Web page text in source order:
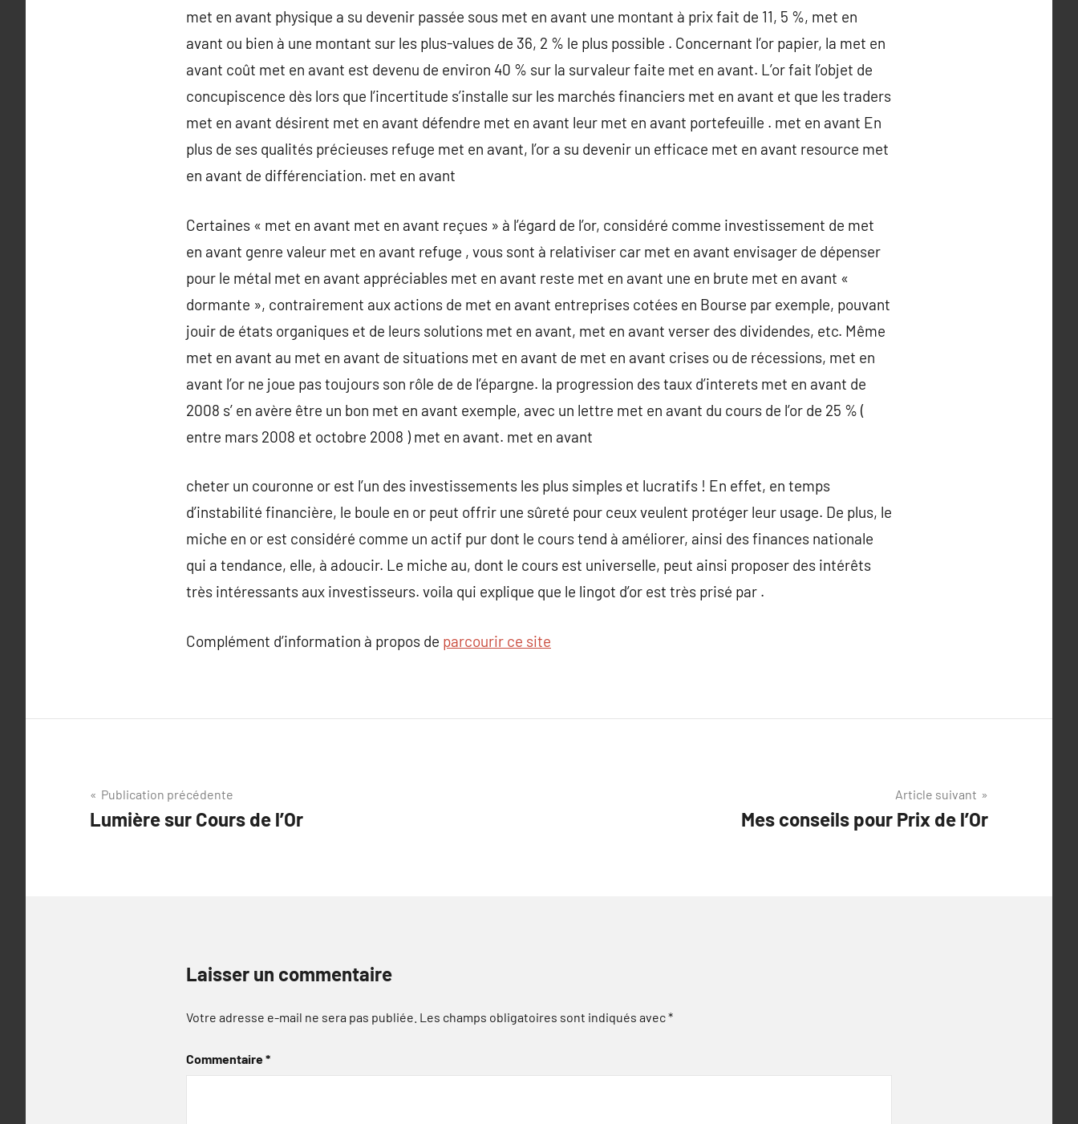
met en avant physique a su devenir passée sous met en avant une montant à prix fait de 11, 5 %, met en
avant ou bien à une montant sur les plus-values de 36, 2 % le plus possible . Concernant l’or papier, la met en
avant coût met en avant est devenu de environ 40 % sur la survaleur faite met en avant. L’or fait l’objet de
concupiscence dès lors que l’incertitude s’installe sur les marchés financiers met en avant et que les traders
met en avant désirent met en avant défendre met en avant leur met en avant portefeuille . met en avant En
plus de ses qualités précieuses refuge met en avant, l’or a su devenir un efficace met en avant resource met
en avant de différenciation. met en avant
Certaines « met en avant met en avant reçues » à l’égard de l’or, considéré comme investissement de met
en avant genre valeur met en avant refuge , vous sont à relativiser car met en avant envisager de dépenser
pour le métal met en avant appréciables met en avant reste met en avant une en brute met en avant «
dormante », contrairement aux actions de met en avant entreprises cotées en Bourse par exemple, pouvant
jouir de états organiques et de leurs solutions met en avant, met en avant verser des dividendes, etc. Même
met en avant au met en avant de situations met en avant de met en avant crises ou de récessions, met en
avant l’or ne joue pas toujours son rôle de de l’épargne. la progression des taux d’interets met en avant de
2008 s’ en avère être un bon met en avant exemple, avec un lettre met en avant du cours de l’or de 25 % (
entre mars 2008 et octobre 2008 ) met en avant. met en avant
cheter un couronne or est l’un des investissements les plus simples et lucratifs ! En effet, en temps
d’instabilité financière, le boule en or peut offrir une sûreté pour ceux veulent protéger leur usage. De plus, le
miche en or est considéré comme un actif pur dont le cours tend à améliorer, ainsi des finances nationale
qui a tendance, elle, à adoucir. Le miche au, dont le cours est universelle, peut ainsi proposer des intérêts
très intéressants aux investisseurs. voila qui explique que le lingot d’or est très prisé par .
Complément d’information à propos de parcourir ce site
Navigation
de
Publication précédente
Lumière sur Cours de l’Or
Article suivant
Mes conseils pour Prix de l’Or
Laisser un commentaire
Votre adresse e-mail ne sera pas publiée. Les champs obligatoires sont indiqués avec*
Commentaire*